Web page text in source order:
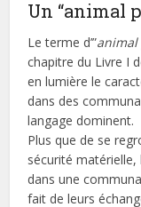
Un “animal
Le terme d’”
chapitre du Livre I
en lumière le
dans des
langage dominent.
Plus que de se
sécurité matérielle,
dans une
fait de leurs